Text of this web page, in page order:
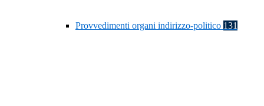
Provvedimenti organi indirizzo-politico 131